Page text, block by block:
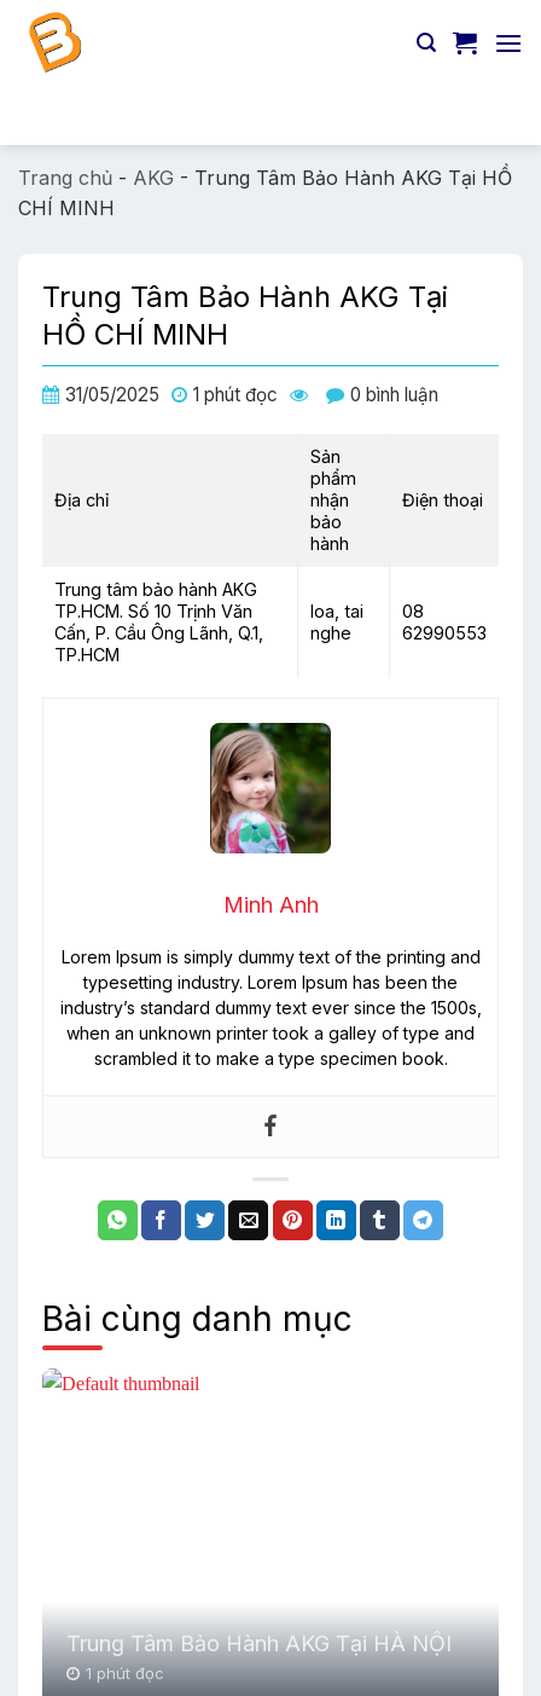
Chuyển
đến
Trang chủ - AKG - Trung Tâm Bảo Hành AKG Tại HỒ
CHÍ MINH
Trung Tâm Bảo Hành AKG Tại
HỒ CHÍ MINH
31/05/2025 1 phút đọc 0 bình luận
Địa chỉ
Sản
phẩm
nhận
bảo
hành
Điện thoại
Trung tâm bảo hành AKG
TP.HCM. Số 10 Trịnh Văn
Cấn, P. Cầu Ông Lãnh, Q.1,
TP.HCM
loa, tai
nghe
08
62990553
Minh Anh
Lorem Ipsum is simply dummy text of the printing and
typesetting industry. Lorem Ipsum has been the
industry’s standard dummy text ever since the 1500s,
when an unknown printer took a galley of type and
scrambled it to make a type specimen book.
Bài cùng danh mục
Trung Tâm Bảo Hành AKG Tại HÀ NỘI
1 phút đọc